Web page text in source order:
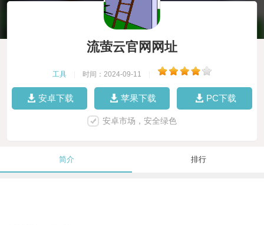
流萤云官网网址
工具 时间：2024-09-11
安卓下载 苹果下载 PC下载
安卓市场，安全绿色
简介 排行